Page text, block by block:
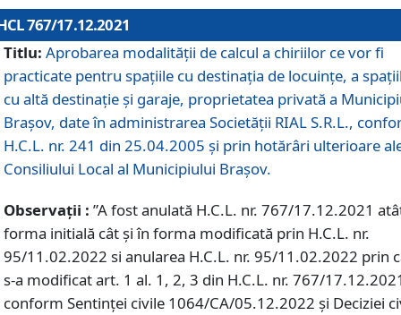
767/17.12.2021
Titlu: Aprobarea modalității de calcul a chiriilor ce vor fi
practicate pentru spaţiile cu destinaţia de locuinţe, a
cu altă destinaţie şi garaje, proprietatea privată a
Braşov, date în administrarea Societăţii RIAL S.R.L.,
H.C.L. nr. 241 din 25.04.2005 și prin hotărâri ulterioare
Consiliului Local al Municipiului Braşov.
Observații : ”A fost anulată H.C.L. nr. 767/17.12.2021
forma initială cât și în forma modificată prin H.C.L. nr.
95/11.02.2022 si anularea H.C.L. nr. 95/11.02.2022 prin
s-a modificat art. 1 al. 1, 2, 3 din H.C.L. nr. 767/
conform Sentinței civile 1064/CA/05.12.2022 și Deciziei